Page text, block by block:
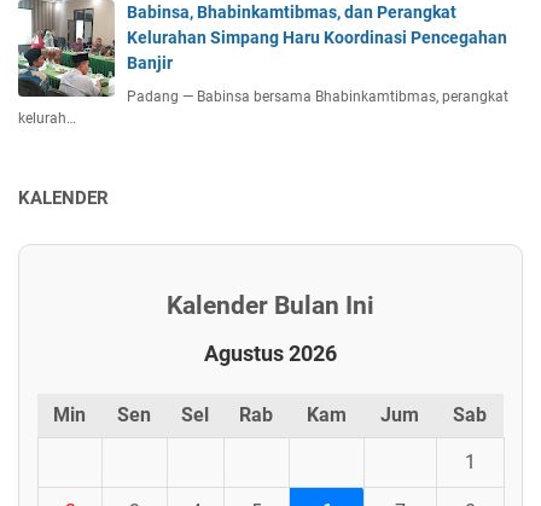
Babinsa, Bhabinkamtibmas, dan Perangkat
Kelurahan Simpang Haru Koordinasi Pencegahan
Banjir
Padang — Babinsa bersama Bhabinkamtibmas, perangkat
kelurah…
KALENDER
Kalender Bulan Ini
Agustus 2026
Min Sen Sel Rab Kam Jum Sab
1